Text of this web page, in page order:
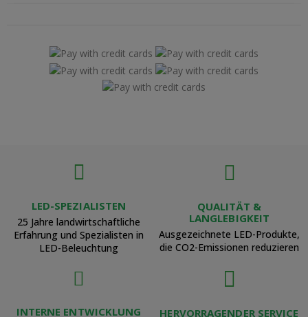
LED-SPEZIALISTEN
25 Jahre landwirtschaftliche
Erfahrung und Spezialisten in
LED-Beleuchtung
QUALITÄT &
LANGLEBIGKEIT
Ausgezeichnete LED-Produkte,
die CO2-Emissionen reduzieren
INTERNE ENTWICKLUNG HERVORRAGENDER SERVICE